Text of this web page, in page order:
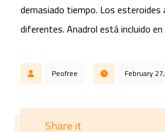
demasiado tiempo. Los esteroides
diferentes. Anadrol está incluido
Peofree February